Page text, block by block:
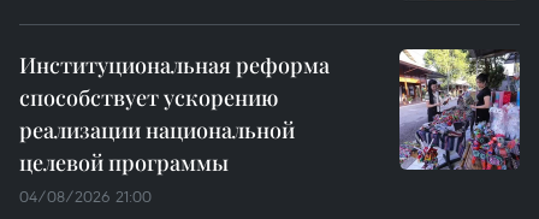
Институциональная реформа
способствует ускорению
реализации национальной
целевой программы
04/08/2026 21:00